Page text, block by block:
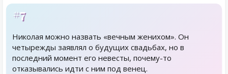
#7
Николая можно назвать «вечным женихом». Он
четырежды заявлял о будущих свадьбах, но в
последний момент его невесты, почему-то
отказывались идти с ним под венец.